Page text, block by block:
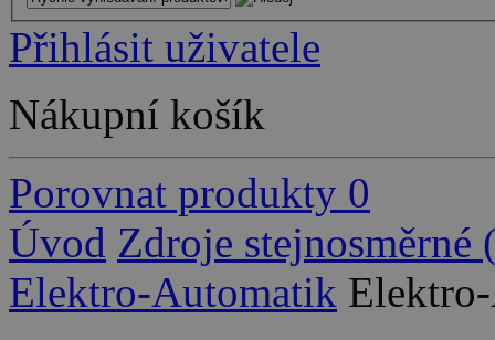
Přihlásit uživatele
Nákupní košík
Porovnat produkty 0
Úvod Zdroje stejnosměrné
Elektro-Automatik